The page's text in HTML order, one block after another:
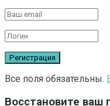
Все поля обязательны.
Восстановите ваш